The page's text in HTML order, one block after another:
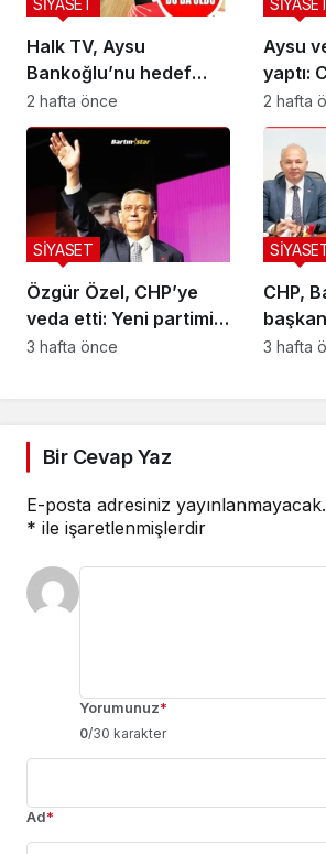
Halk TV, Aysu
Bankoğlu’nu hedef
aldı!
2 hafta önce
Aysu
yaptı:
2 hafta
Özgür Özel, CHP’ye
veda etti: Yeni partimizi
kuruyoruz
SİYASET
3 hafta önce
CHP,
başladı
3 hafta
Bir Cevap Yaz
E-posta adresiniz yayınlanmayacak.
* ile işaretlenmişlerdir
Yorumunuz*
0/30 karakter
Ad*